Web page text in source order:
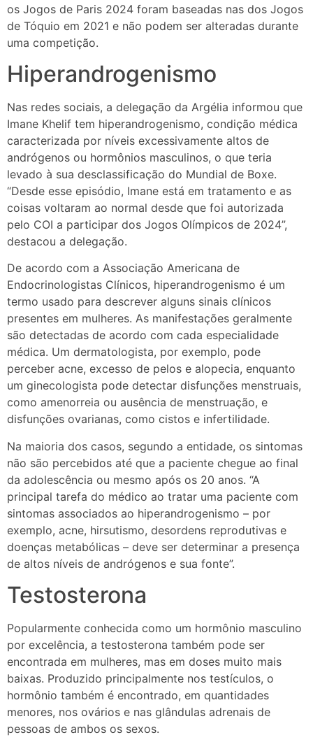
os Jogos de Paris 2024 foram baseadas nas dos Jogos
de Tóquio em 2021 e não podem ser alteradas durante
uma competição.
Hiperandrogenismo
Nas redes sociais, a delegação da Argélia informou que
Imane Khelif tem hiperandrogenismo, condição médica
caracterizada por níveis excessivamente altos de
andrógenos ou hormônios masculinos, o que teria
levado à sua desclassificação do Mundial de Boxe.
“Desde esse episódio, Imane está em tratamento e as
coisas voltaram ao normal desde que foi autorizada
pelo COI a participar dos Jogos Olímpicos de 2024”,
destacou a delegação.
De acordo com a Associação Americana de
Endocrinologistas Clínicos, hiperandrogenismo é um
termo usado para descrever alguns sinais clínicos
presentes em mulheres. As manifestações geralmente
são detectadas de acordo com cada especialidade
médica. Um dermatologista, por exemplo, pode
perceber acne, excesso de pelos e alopecia, enquanto
um ginecologista pode detectar disfunções menstruais,
como amenorreia ou ausência de menstruação, e
disfunções ovarianas, como cistos e infertilidade.
Na maioria dos casos, segundo a entidade, os sintomas
não são percebidos até que a paciente chegue ao final
da adolescência ou mesmo após os 20 anos. “A
principal tarefa do médico ao tratar uma paciente com
sintomas associados ao hiperandrogenismo – por
exemplo, acne, hirsutismo, desordens reprodutivas e
doenças metabólicas – deve ser determinar a presença
de altos níveis de andrógenos e sua fonte”.
Testosterona
Popularmente conhecida como um hormônio masculino
por excelência, a testosterona também pode ser
encontrada em mulheres, mas em doses muito mais
baixas. Produzido principalmente nos testículos, o
hormônio também é encontrado, em quantidades
menores, nos ovários e nas glândulas adrenais de
pessoas de ambos os sexos.